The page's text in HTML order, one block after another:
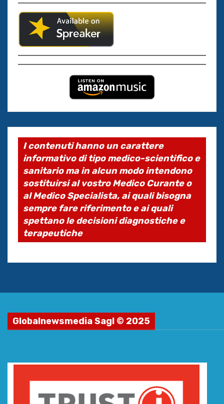
I contenuti hanno un carattere
informativo di tipo medico-scientifico e
sanitario ma in alcun modo intendono
sostituirsi al vostro Medico Curante o
al Medico Specialista, ai quali bisogna
sempre fare riferimento e ai quali
spettano le decisioni diagnostiche e
terapeutiche
Globalnewsmedia Sagl © 2025